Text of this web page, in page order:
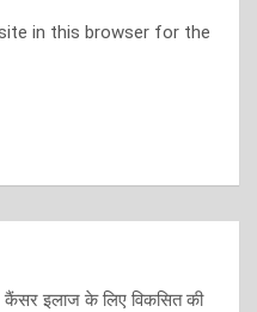
in this browser for the
कैंसर इलाज के लिए विकसित की